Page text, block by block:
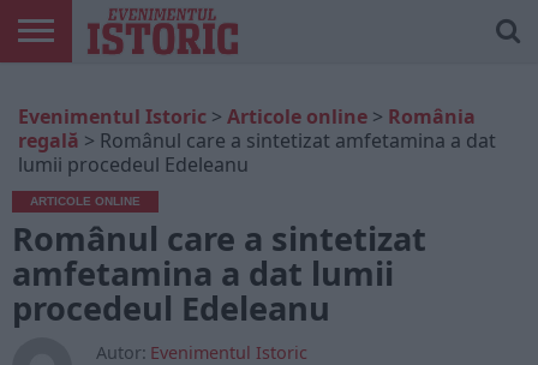
ONLINE
EDIȚII
TIPĂRITE
ISTORIC
PLAY
CONTUL
MEU
Evenimentul Istoric > Articole online > România
regală > Românul care a sintetizat amfetamina a dat
lumii procedeul Edeleanu
ARTICOLE ONLINE
Românul care a sintetizat
amfetamina a dat lumii
procedeul Edeleanu
Autor: Evenimentul Istoric